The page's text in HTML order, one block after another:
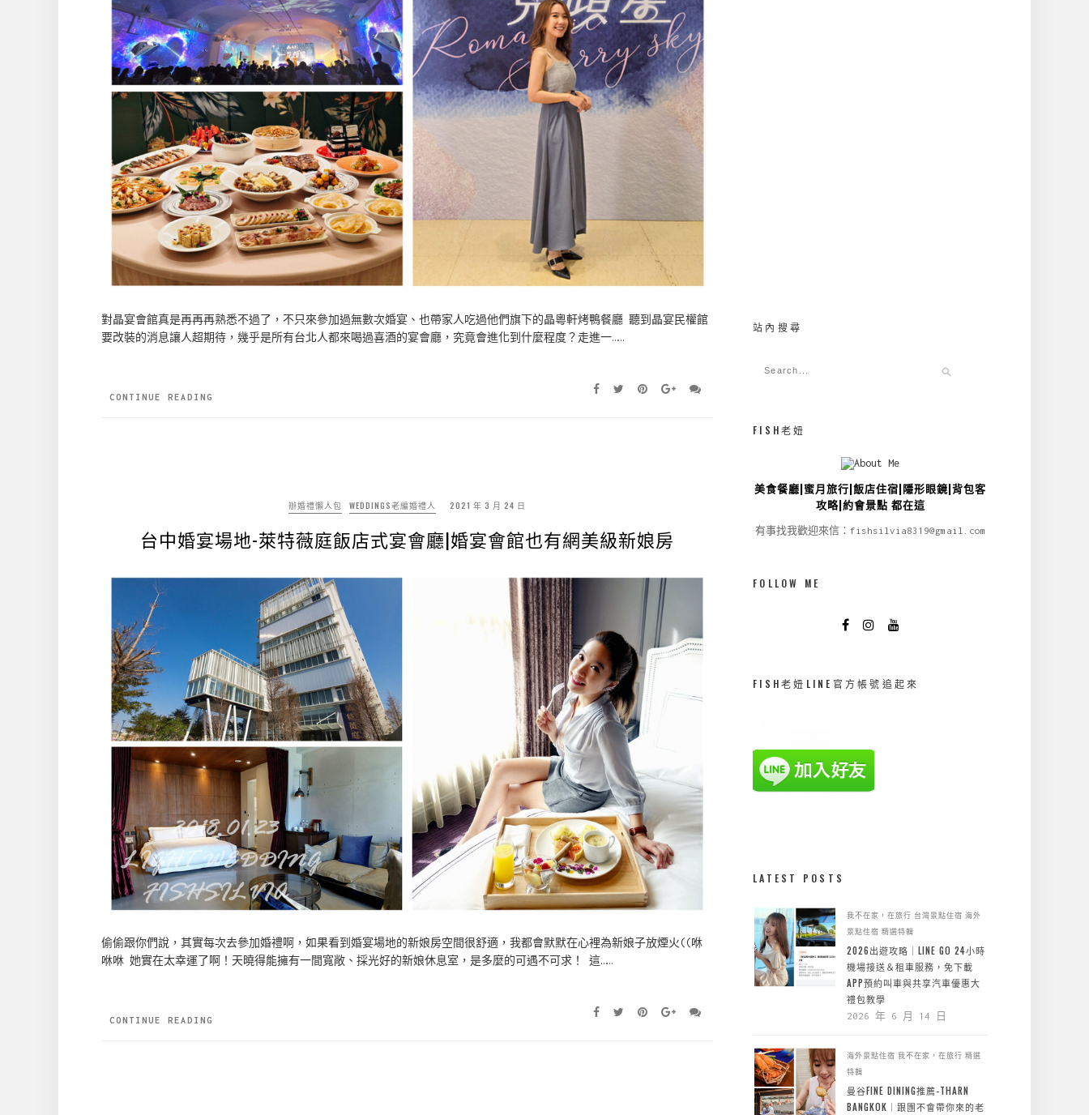
對晶宴會館真是再再再熟悉不過了，不只來參加過無數次婚宴、也帶家人吃過他們旗下的晶粵軒烤鴨餐廳 聽到晶宴民權館
要改裝的消息讓人超期待，幾乎是所有台北人都來喝過喜酒的宴會廳，究竟會進化到什麼程度？走進一……
CONTINUE READING
辦婚禮懶人包 WEDDINGS老編婚禮人 2021 年 3 月 24 日
台中婚宴場地-萊特薇庭飯店式宴會廳|婚宴會館也有網美級新娘房
偷偷跟你們說，其實每次去參加婚禮啊，如果看到婚宴場地的新娘房空間很舒適，我都會默默在心裡為新娘子放煙火((咻
咻咻 她實在太幸運了啊！天曉得能擁有一間寬敞、採光好的新娘休息室，是多麼的可遇不可求！ 這……
CONTINUE READING
站內搜尋
FISH老妞
美食餐廳|蜜月旅行|飯店住宿|隱形眼鏡|背包客
攻略|約會景點 都在這
有事找我歡迎來信：fishsilvia8319@gmail.com
FOLLOW ME
FISH老妞LINE官方帳號追起來
LATEST POSTS
我不在家，在旅行 台灣景點住宿 海外
景點住宿 精選特輯
2026出遊攻略｜LINE GO 24小時
機場接送＆租車服務，免下載
APP預約叫車與共享汽車優惠大
禮包教學
2026 年 6 月 14 日
海外景點住宿 我不在家，在旅行 精選
特輯
曼谷FINE DINING推薦-THARN
BANGKOK｜跟團不會帶你來的老